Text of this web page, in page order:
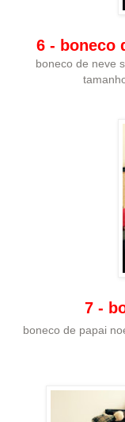
6 - boneco
boneco de neve
7 -
boneco de papai